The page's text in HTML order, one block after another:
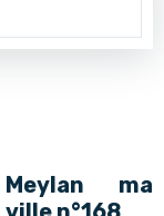
Meylan ma